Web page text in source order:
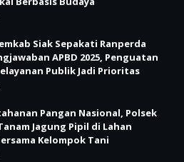
Siak Sepakati Ranperda
APBD 2025, Penguatan
Publik Jadi Prioritas
Pangan Nasional, Polsek
Jagung Pipil di Lahan
Kelompok Tani